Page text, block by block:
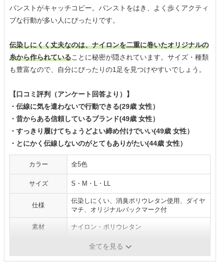
パンストがキャッチコピー。パンストをはき、よく歩くアクティ
ブな行動が多い人にぴったりです。
伝染しにくく丈夫なのは、ナイロンを二重に巻いたオリジナルの
糸から作られていることに秘密が隠されています。サイズ・種類
も豊富なので、自分にぴったりの1足を見つけやすいでしょう。
【口コミ評判（アンケート回答より）】
・伝線に気を遣わないで行動できる(29歳 女性）
・昔からある信頼しているブランド(49歳 女性）
・すっきり履けてちょうどよい締め付けでいい(49歳 女性）
・とにかく伝線しないのがとてもありがたい(44歳 女性）
カラー 全5色
サイズ S・M・L・LL
仕様
伝染しにくい、消臭ポリウレタン使用、ダイヤ
マチ、オリジナルバックマーク付
素材 ナイロン・ポリウレタン
全てを見る